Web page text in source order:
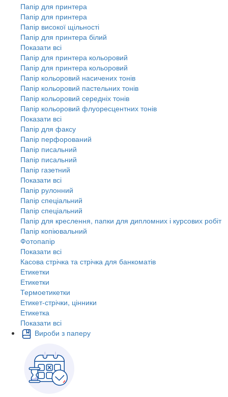
Папір для принтера
Папір для принтера
Папір високої щільності
Папір для принтера білий
Показати всі
Папір для принтера кольоровий
Папір для принтера кольоровий
Папір кольоровий насичених тонів
Папір кольоровий пастельних тонів
Папір кольоровий середніх тонів
Папір кольоровий флуоресцентних тонів
Показати всі
Папір для факсу
Папір перфорований
Папір писальний
Папір писальний
Папір газетний
Показати всі
Папір рулонний
Папір спеціальний
Папір спеціальний
Папір для креслення, папки для дипломних і курсових робіт
Папір копіювальний
Фотопапір
Показати всі
Касова стрічка та стрічка для банкоматів
Етикетки
Етикетки
Термоетикетки
Етикет-стрічки, цінники
Етикетка
Показати всі
Вироби з паперу